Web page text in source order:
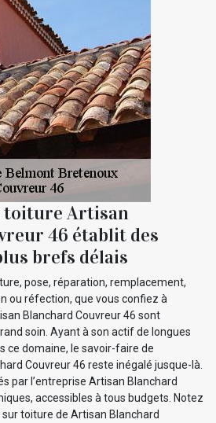
toiture Artisan
46 établit des
brefs délais
pose, réparation, remplacement,
ou réfection, que vous confiez à
Blanchard Couvreur 46 sont
soin. Ayant à son actif de longues
ce domaine, le savoir-faire de
Couvreur 46 reste inégalé jusque-là.
par l’entreprise Artisan Blanchard
accessibles à tous budgets. Notez
toiture de Artisan Blanchard